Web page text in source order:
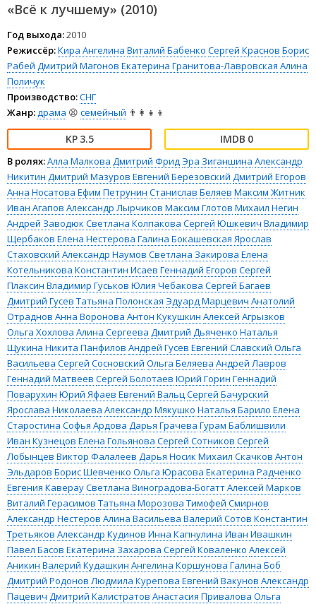
«Всё к лучшему» (2010)
Год выхода:2010
Режиссёр:Кира Ангелина Виталий Бабенко Сергей Краснов Борис
Рабей Дмитрий Магонов Екатерина Гранитова-Лавровская Алина
Поличук
Производство:СНГ
Жанр:драма 😫 семейный 👨‍👩‍👧‍👦
3.5 0
В ролях:Алла Малкова Дмитрий ФридЭра Зиганшина Александр
Никитин Дмитрий Мазуров Евгений Березовский Дмитрий Егоров
Анна Носатова Ефим Петрунин Станислав Беляев Максим Житник
Иван Агапов Александр Лырчиков Максим Глотов Михаил Негин
Андрей Заводюк Светлана Колпакова Сергей Юшкевич Владимир
Щербаков Елена Нестерова Галина Бокашевская Ярослав
Стаховский Александр Наумов Светлана Закирова Елена
Котельникова Константин Исаев Геннадий Егоров Сергей
Плаксин Владимир Гуськов Юлия Чебакова Сергей Багаев
Дмитрий Гусев Татьяна Полонская Эдуард Марцевич Анатолий
Отраднов Анна Воронова Антон Кукушкин Алексей Агрызков
Ольга Хохлова Алина Сергеева Дмитрий Дьяченко Наталья
Щукина Никита Панфилов Андрей Гусев Евгений Славский Ольга
Васильева Сергей Сосновский Ольга Беляева Андрей Лавров
Геннадий Матвеев Сергей Болотаев Юрий Горин Геннадий
Поварухин Юрий Яфаев Евгений ВальцСергей Бачурский
Ярослава Николаева Александр Мякушко Наталья Барило Елена
Старостина Софья Ардова Дарья Грачева Гурам Баблишвили
Иван Кузнецов Елена Гольянова Сергей Сотников Сергей
Лобынцев Виктор Фалалеев Дарья Носик Михаил Скачков Антон
Эльдаров Борис Шевченко Ольга Юрасова Екатерина Радченко
Евгения КаверауСветлана Виноградова-БогаттАлексей Марков
Виталий Герасимов Татьяна Морозова Тимофей Смирнов
Александр Нестеров Алина Васильева Валерий Сотов Константин
Третьяков Александр Кудинов Инна Капнулина Иван Ивашкин
Павел Басов Екатерина Захарова Сергей Коваленко Алексей
Аникин Валерий Кудашкин Ангелина Коршунова Галина Боб
Дмитрий Родонов Людмила Курепова Евгений Вакунов Александр
Пацевич Дмитрий Калистратов Анастасия Привалова Ольга